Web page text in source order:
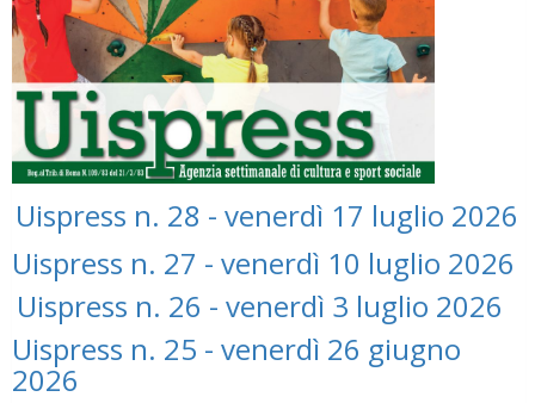
Luglio 2026: "Pensando con i piedi, si possono fare le
rivoluzioni"
Uispress n. 28 - venerdì 17 luglio 2026
Uispress n. 27 - venerdì 10 luglio 2026
Uispress n. 26 - venerdì 3 luglio 2026
Uispress n. 25 - venerdì 26 giugno
2026